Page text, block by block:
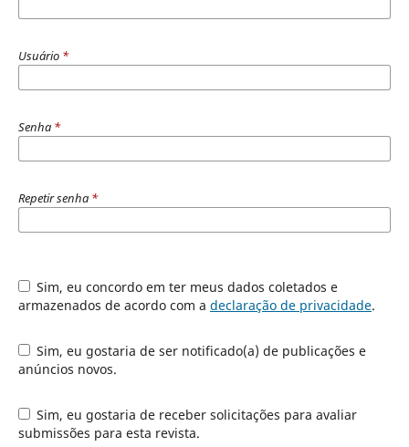
Usuário *
Senha *
Repetir senha *
Sim, eu concordo em ter meus dados coletados e
armazenados de acordo com a declaração de privacidade.
Sim, eu gostaria de ser notificado(a) de publicações e
anúncios novos.
Sim, eu gostaria de receber solicitações para avaliar
submissões para esta revista.